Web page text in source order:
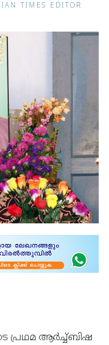
TIMES EDITOR
പ്ര​​​​ഥ​​​​മ ആ​​​​ർ​​​​ച്ച്ബി​​​​ഷ​​​​